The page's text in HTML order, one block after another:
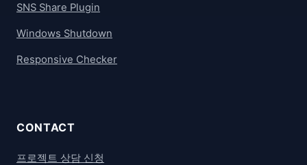
SNS Share Plugin
Windows Shutdown
Responsive Checker
CONTACT
프로젝트 상담 신청